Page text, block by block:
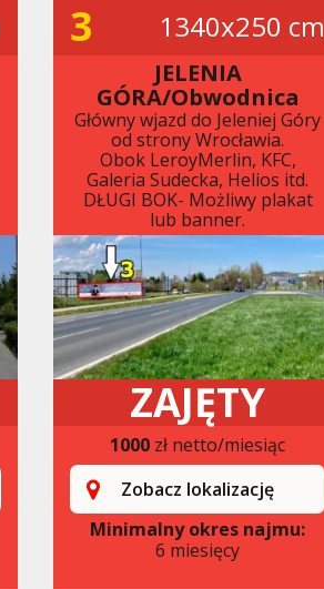
3 1340x250 cm
JELENIA
GÓRA/Obwodnica
Główny wjazd do Jeleniej Góry
od strony Wrocławia.
Obok LeroyMerlin, KFC,
Galeria Sudecka, Helios itd.
DŁUGI BOK- Możliwy plakat
lub banner.
ZAJĘTY
1000 zł netto/miesiąc
Zobacz lokalizację
Minimalny okres najmu:
6 miesięcy